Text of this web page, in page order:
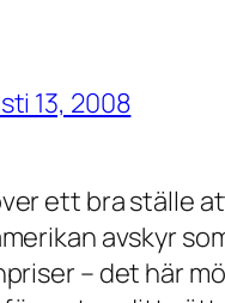
13, 2008
ett bra ställe
avskyr
– det här